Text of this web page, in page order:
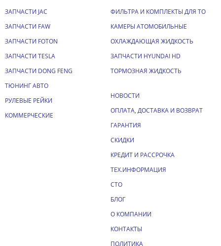
ЗАПЧАСТИ JAC
ЗАПЧАСТИ FAW
ЗАПЧАСТИ FOTON
ЗАПЧАСТИ TESLA
ЗАПЧАСТИ DONG FENG
ТЮНИНГ АВТО
РУЛЕВЫЕ РЕЙКИ
КОММЕРЧЕСКИЕ
ФИЛЬТРА И КОМПЛЕКТЫ ДЛЯ ТО
КАМЕРЫ АТОМОБИЛЬНЫЕ
ОХЛАЖДАЮЩАЯ ЖИДКОСТЬ
ЗАПЧАСТИ HYUNDAI HD
ТОРМОЗНАЯ ЖИДКОСТЬ
НОВОСТИ
ОПЛАТА, ДОСТАВКА И ВОЗВРАТ
ГАРАНТИЯ
СКИДКИ
КРЕДИТ И РАССРОЧКА
ТЕХ.ИНФОРМАЦИЯ
СТО
БЛОГ
О КОМПАНИИ
КОНТАКТЫ
ПОЛИТИКА